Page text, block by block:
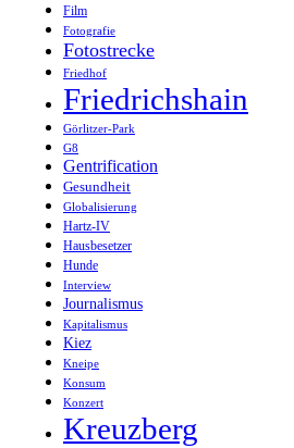
Film
Fotografie
Fotostrecke
Friedhof
Friedrichshain
Görlitzer-Park
G8
Gentrification
Gesundheit
Globalisierung
Hartz-IV
Hausbesetzer
Hunde
Interview
Journalismus
Kapitalismus
Kiez
Kneipe
Konsum
Konzert
Kreuzberg